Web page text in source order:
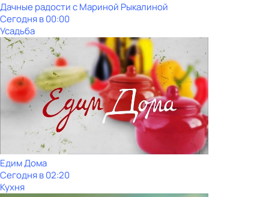
Дачные радости с Мариной Рыкалиной
Сегодня в 00:00
Усадьба
Едим Дома
Сегодня в 02:20
Кухня